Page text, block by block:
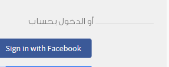
أو الدخول بحساب